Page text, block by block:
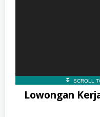
Lowongan